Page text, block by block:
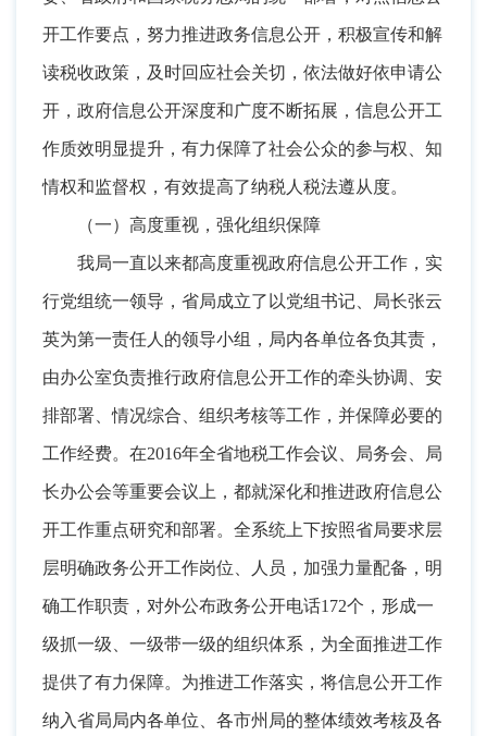
开工作要点，努力推进政务信息公开 ， 积极宣传和解
读税收政策，及时回应社会关切 ， 依法做好依申请公
开，政府信息公开深度和广度不断拓展 ， 信息公开工
作质效明显提升，有力保障了社会公众的参与权、知
情权和监督权 ， 有效提高了纳税人税法遵从度。
（一）高度重视 ， 强化组织保障
我局一直以来都高度重视政府信息公开工作 ， 实
行党组统一领导，省局成立了以党组书记、局长张云
英为第一责任人的领导小组 ， 局内各单位各负其责，
由办公室负责推行政府信息公开工作的牵头协调、安
排部署、情况综合、组织考核等工作 ， 并保障必要的
工作经费。在2016年全省地税工作会议、局务会、局
长办公会等重要会议上 ， 都就深化和推进政府信息公
开工作重点研究和部署。全系统上下按照省局要求层
层明确政务公开工作岗位、人员 ， 加强力量配备，明
确工作职责 ， 对外公布政务公开电话172个，形成一
级抓一级、一级带一级的组织体系 ， 为全面推进工作
提供了有力保障。为推进工作落实 ， 将信息公开工作
纳入省局局内各单位、各市州局的整体绩效考核及各